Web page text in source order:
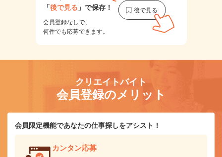
「後で見る 」で保存！
会員登録なしで、
何件でも応募できます。
クリエイトバイト
会員登録のメリット
会員限定機能であなたの仕事探しをアシスト！
カンタン応募